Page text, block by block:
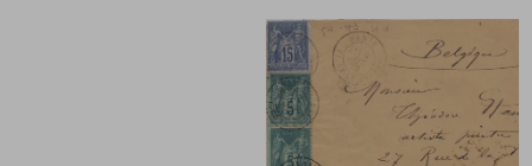
Cachet d'envoi
1879/09/06
Lieu de conservation